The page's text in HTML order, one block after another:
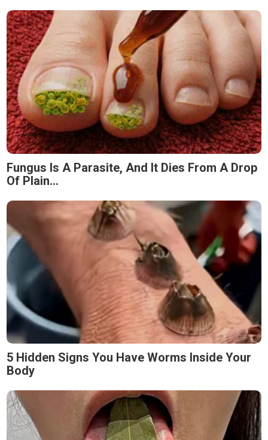
Fungus Is A Parasite, And It Dies From A Drop
Of Plain...
5 Hidden Signs You Have Worms Inside Your
Body